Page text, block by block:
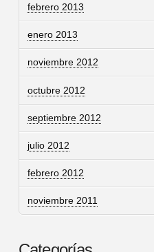
febrero 2013
enero 2013
noviembre 2012
octubre 2012
septiembre 2012
julio 2012
febrero 2012
noviembre 2011